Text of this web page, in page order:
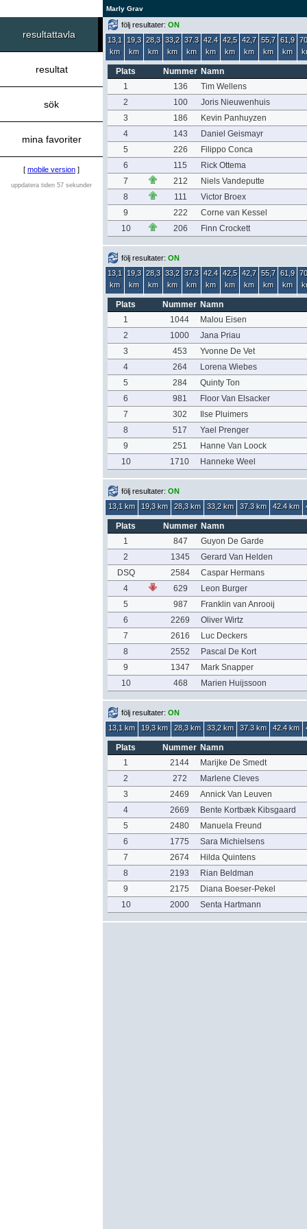
Marly Grav
resultattavla
resultat
sök
mina favoriter
[ mobile version ]
uppdatera tiden 57 sekunder
följ resultater: ON
13,1
km
19,3
km
28,3
km
33,2
km
37.3
km
42.4
km
42,5
km
42,7
km
55,7
km
61,9
km
Plats Nummer Namn
1
136
Tim Wellens
2
100
Joris Nieuwenhuis
3
186
Kevin Panhuyzen
4
143
Daniel Geismayr
5
226
Filippo Conca
6
115
Rick Ottema
7
212
Niels Vandeputte
8
111
Victor Broex
9
222
Corne van Kessel
10
206 Finn Crockett
följ resultater: ON
13,1
km
19,3
km
28,3
km
33,2
km
37.3
km
42.4
km
42,5
km
42,7
km
55,7
km
61,9
km
Plats Nummer Namn
1
1044
Malou Eisen
2
1000
Jana Priau
3
453
Yvonne De Vet
4
264
Lorena Wiebes
5
284
Quinty Ton
6
981
Floor Van Elsacker
7
302
Ilse Pluimers
8
517
Yael Prenger
9
251
Hanne Van Loock
10
1710 Hanneke Weel
följ resultater: ON
13,1 km
19,3 km 28,3 km 33,2 km 37.3 km 42.4 km
Plats Nummer Namn
1
847
Guyon De Garde
2
1345
Gerard Van Helden
DSQ
2584
Caspar Hermans
4
629
Leon Burger
5
987
Franklin van Anrooij
6
2269
Oliver Wirtz
7
2616
Luc Deckers
8
2552
Pascal De Kort
9
1347
Mark Snapper
10
468 Marien Huijssoon
följ resultater: ON
13,1 km
19,3 km 28,3 km 33,2 km 37.3 km 42.4 km
Plats Nummer Namn
1
2144
Marijke De Smedt
2
272
Marlene Cleves
3
2469
Annick Van Leuven
4
2669
Bente Kortbæk Kibsgaard
5
2480
Manuela Freund
6
1775
Sara Michielsens
7
2674
Hilda Quintens
8
2193
Rian Beldman
9
2175
Diana Boeser-Pekel
10
2000 Senta Hartmann